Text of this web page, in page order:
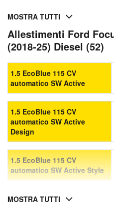
MOSTRA TUTTI
Allestimenti Ford
(2018-25) Diesel (52)
1.5 EcoBlue 115 CV
automatico SW Active
1.5 EcoBlue 115 CV
automatico SW Active
Design
1.5 EcoBlue 115 CV
automatico SW Active Style
MOSTRA TUTTI